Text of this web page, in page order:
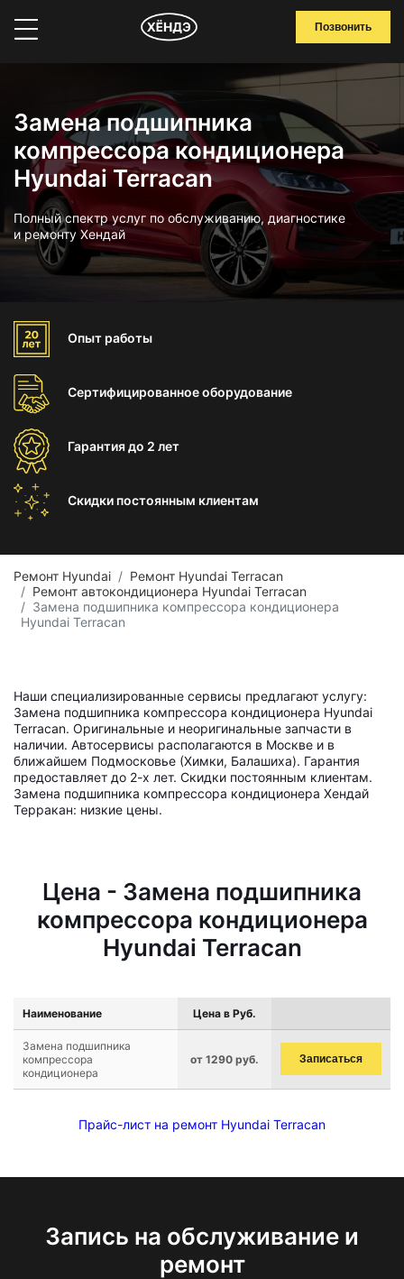
Позвонить
Замена подшипника
компрессора кондиционера
Hyundai Terracan
Полный спектр услуг по обслуживанию, диагностике
и ремонту Хендай
Опыт работы
Сертифицированноеоборудование
Гарантиядо 2 лет
Скидки постоянным клиентам
Ремонт Hyundai
Ремонт Hyundai Terracan
Ремонт автокондиционера Hyundai Terracan
Замена подшипника компрессора кондиционера
Hyundai Terracan
Наши специализированные сервисы предлагают услугу:
Замена подшипника компрессора кондиционера Hyundai
Terracan. Оригинальные и неоригинальные запчасти в
наличии. Автосервисы располагаются в Москве и в
ближайшем Подмосковье (Химки, Балашиха). Гарантия
предоставляет до 2-х лет. Скидки постоянным клиентам.
Замена подшипника компрессора кондиционера Хендай
Терракан: низкие цены.
Цена - Замена подшипника
компрессора кондиционера
Hyundai Terracan
Наименование Цена в Руб.
Замена подшипника
компрессора
кондиционера
от 1290 руб. Записаться
Прайс-лист на ремонт Hyundai Terracan
Запись на обслуживание и
ремонт